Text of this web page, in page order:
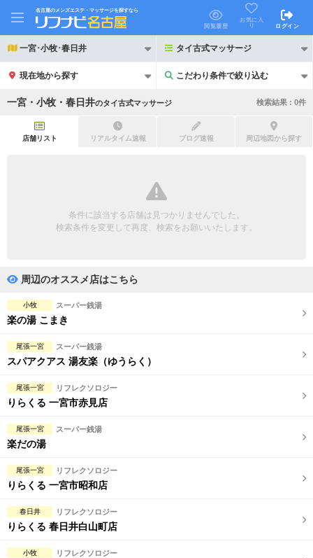
名古屋のメンズエステ・マッサージを探すなら
閲覧履歴
お気に入
り
ログイン
一宮･小牧･春日井 タイ古式マッサージ
現在地から探す こだわり条件で絞り込む
こだわり条件で絞り込む
完全個室
ペアルームあり
専用駐車場あり
日本人スタッフのみ
駅から徒歩5分以内
一宮・小牧・春日井のタイ古式マッサージ 検索結果 : 0件
店舗リスト リアルタイム速報 ブログ速報 周辺地図から探す
条件に該当する店舗は見つかりませんでした。
検索条件を変更して再度、検索をお願いいたします。
周辺のオススメ店はこちら
小牧 スーパー銭湯
楽の湯 こまき
尾張一宮 スーパー銭湯
スパアクアス 湯友楽（ゆうらく）
尾張一宮 リフレクソロジー
りらくる 一宮市赤見店
尾張一宮 スーパー銭湯
楽だの湯
尾張一宮 リフレクソロジー
りらくる 一宮市昭和店
春日井 リフレクソロジー
りらくる 春日井白山町店
小牧 リフレクソロジー